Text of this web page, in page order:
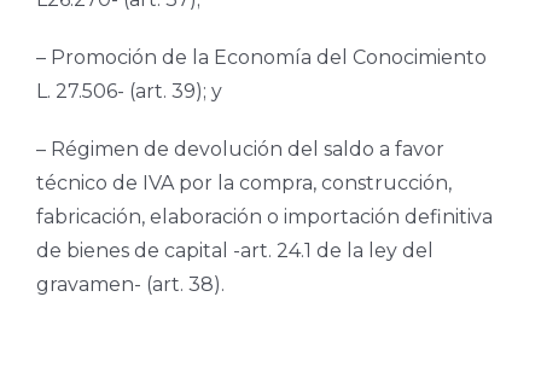
– Promoción de la Economía del Conocimiento
L. 27.506- (art. 39); y
– Régimen de devolución del saldo a favor
técnico de IVA por la compra, construcción,
fabricación, elaboración o importación definitiva
de bienes de capital -art. 24.1 de la ley del
gravamen- (art. 38).